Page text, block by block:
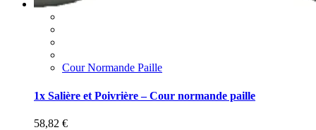
Cour Normande Paille
1x Salière et Poivrière – Cour normande paille
58,82 €